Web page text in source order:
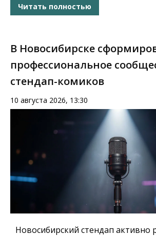
Читать полностью
В Новосибирске
профессиональное
стендап-комиков
10 августа 2026, 13:30
Новосибирский стендап активно